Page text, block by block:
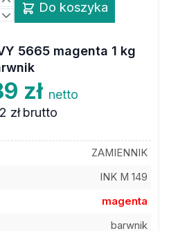
Do koszyka
5665 magenta 1 kg
zł netto
zł brutto
ZAMIENNIK
INK M 149
magenta
barwnik